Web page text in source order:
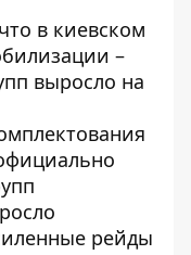
в киевском
–
выросло на
рейды